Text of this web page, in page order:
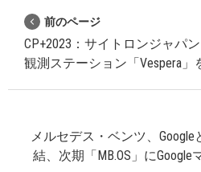
前のページ
CP+2023：サイトロンジャパ
観測ステーション「Vespera」
メルセデス・ベンツ、
結、次期「MB.OS」にGoogle